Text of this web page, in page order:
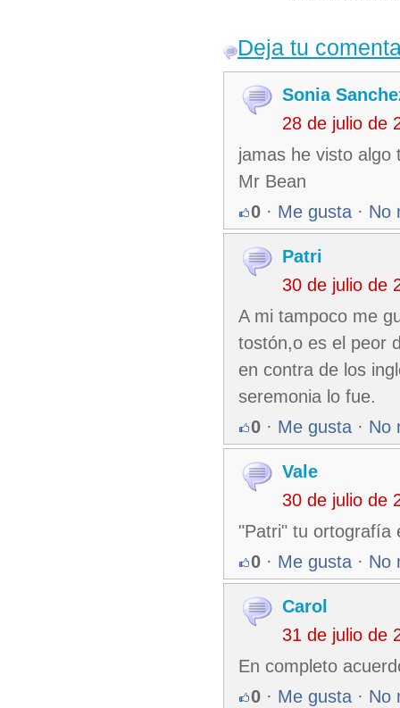
Deja tu
Sonia
28 de julio de
jamas he visto algo
Mr Bean
0 · Me gusta · No
Patri
30 de julio de
A mi tampoco me
tostón,o es el peor
en contra de los
seremonia lo fue.
0 · Me gusta · No
Vale
30 de julio de
"Patri" tu ortografía
0 · Me gusta · No
Carol
31 de julio de
En completo
0 · Me gusta · No